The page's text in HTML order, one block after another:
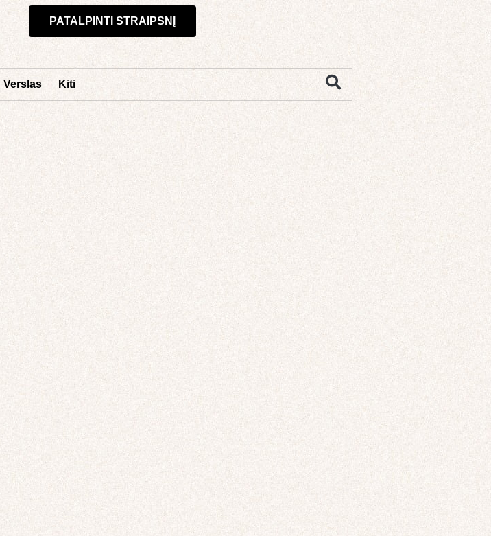
PATALPINTI STRAIPSNĮ
Verslas Kiti